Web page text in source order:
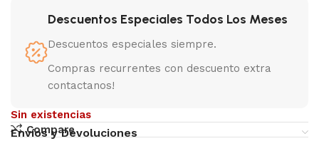
Descuentos Especiales Todos Los Meses
Descuentos especiales siempre.
Compras recurrentes con descuento extra
contactanos!
Sin existencias
Compare
Envíos y Devoluciones